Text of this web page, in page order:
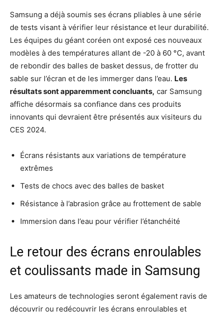
Samsung a déjà soumis ses écrans pliables à une série
de tests visant à vérifier leur résistance et leur durabilité.
Les équipes du géant coréen ont exposé ces nouveaux
modèles à des températures allant de -20 à 60 °C, avant
de rebondir des balles de basket dessus, de frotter du
sable sur l’écran et de les immerger dans l’eau. Les
résultats sont apparemment concluants, car Samsung
affiche désormais sa confiance dans ces produits
innovants qui devraient être présentés aux visiteurs du
CES 2024.
Écrans résistants aux variations de température
extrêmes
Tests de chocs avec des balles de basket
Résistance à l’abrasion grâce au frottement de sable
Immersion dans l’eau pour vérifier l’étanchéité
Le retour des écrans enroulables
et coulissants made in Samsung
Les amateurs de technologies seront également ravis de
découvrir ou redécouvrir les écrans enroulables et